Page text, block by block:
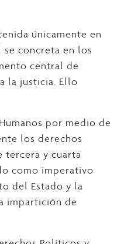
únicamente en
concreta en los
central de
la justicia. Ello
por medio de
los derechos
tercera y cuarta
como imperativo
del Estado y la
impartición de